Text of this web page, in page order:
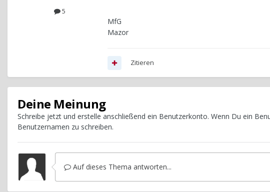
5
MfG
Mazor
Zitieren
Deine Meinung
Schreibe jetzt und erstelle anschließend ein Benutzerkonto. Wenn Du ein
Benutzernamen zu schreiben.
Auf dieses Thema antworten...